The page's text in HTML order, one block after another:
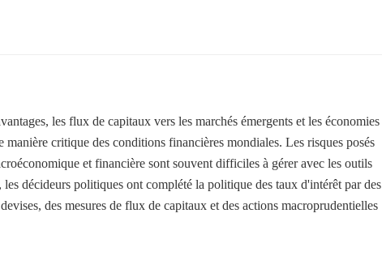
les flux de capitaux vers les marchés émergents et les économies
critique des conditions financières mondiales. Les risques posés
et financière sont souvent difficiles à gérer avec les outils
décideurs politiques ont complété la politique des taux d'intérêt par des
des mesures de flux de capitaux et des actions macroprudentielles